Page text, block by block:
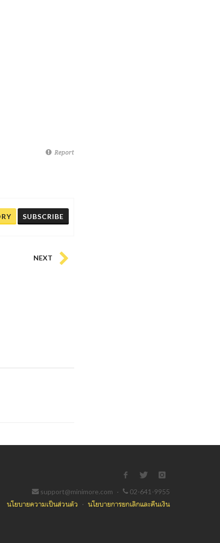
Report
SUBSCRIBE
NEXT
support@minimore.com ·
02-641-9955
นโยบายความเป็นส่วนตัว · นโยบายการยกเลิกและคืนเงิน